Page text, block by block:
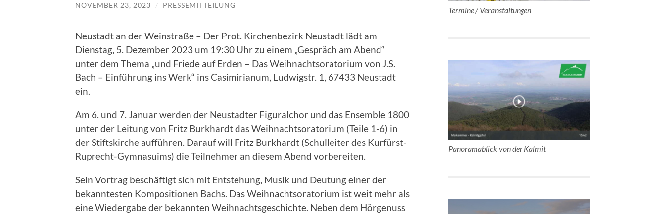
NOVEMBER 23, 2023 / PRESSEMITTEILUNG
Neustadt an der Weinstraße – Der Prot. Kirchenbezirk Neustadt lädt am
Dienstag, 5. Dezember 2023 um 19:30 Uhr zu einem „Gespräch am Abend“
unter dem Thema „und Friede auf Erden – Das Weihnachtsoratorium von J.S.
Bach – Einführung ins Werk“ ins Casimirianum, Ludwigstr. 1, 67433 Neustadt
ein.
Am 6. und 7. Januar werden der Neustadter Figuralchor und das Ensemble 1800
unter der Leitung von Fritz Burkhardt das Weihnachtsoratorium (Teile 1-6) in
der Stiftskirche aufführen. Darauf will Fritz Burkhardt (Schulleiter des Kurfürst-
Ruprecht-Gymnasuims) die Teilnehmer an diesem Abend vorbereiten.
Sein Vortrag beschäftigt sich mit Entstehung, Musik und Deutung einer der
bekanntesten Kompositionen Bachs. Das Weihnachtsoratorium ist weit mehr als
eine Wiedergabe der bekannten Weihnachtsgeschichte. Neben dem Hörgenuss
Termine / Veranstaltungen
Panoramablick von der Kalmit